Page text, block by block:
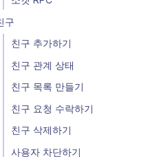
구
친구 추가하기
친구 관계 상태
친구 목록 만들기
친구 요청 수락하기
친구 삭제하기
사용자 차단하기